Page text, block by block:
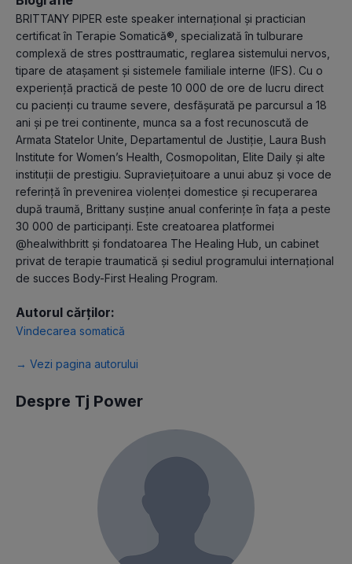
BRITTANY PIPER este speaker internațional și practician
certificat în Terapie Somatică®, specializată în tulburare
complexă de stres posttraumatic, reglarea sistemului nervos,
tipare de atașament și sistemele familiale interne (IFS). Cu o
experiență practică de peste 10 000 de ore de lucru direct
cu pacienți cu traume severe, desfășurată pe parcursul a 18
ani și pe trei continente, munca sa a fost recunoscută de
Armata Statelor Unite, Departamentul de Justiție, Laura Bush
Institute for Women’s Health, Cosmopolitan, Elite Daily și alte
instituții de prestigiu. Supraviețuitoare a unui abuz și voce de
referință în prevenirea violenței domestice și recuperarea
după traumă, Brittany susține anual conferințe în fața a peste
30 000 de participanți. Este creatoarea platformei
@healwithbritt și fondatoarea The Healing Hub, un cabinet
privat de terapie traumatică și sediul programului internațional
de succes Body-First Healing Program.
Autorul cărților:
Vindecarea somatică
→ Vezi pagina autorului
Despre Tj Power